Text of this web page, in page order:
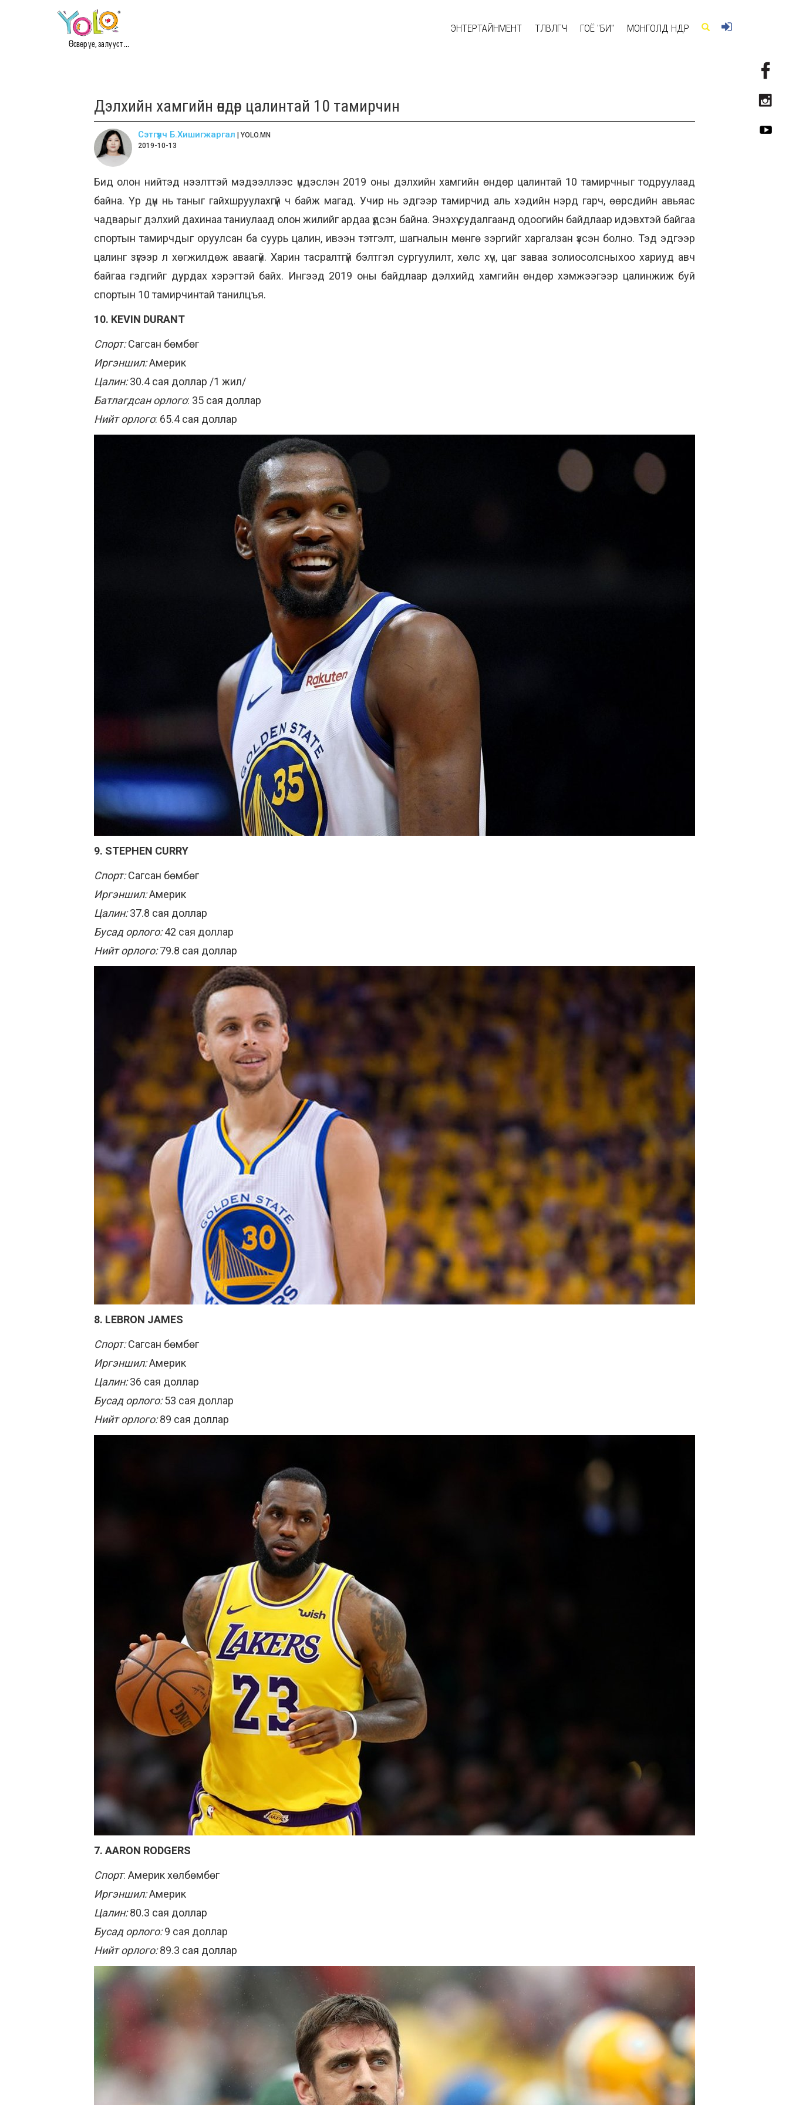
Өсвөр үе, залууст ...
ЭНТЕРТАЙНМЕНТ ТӨЛӨВЛӨГЧ ГОЁ "БИ" МОНГОЛД ӨНӨӨДӨР
Дэлхийн хамгийн өндөр цалинтай 10 тамирчин
Сэтгүүлч Б.Хишигжаргал | YOLO.MN
2019-10-13
Бид олон нийтэд нээлттэй мэдээллээс үндэслэн 2019 оны дэлхийн хамгийн өндөр цалинтай 10 тамирчныг тодруулаад
байна. Үр дүн нь таныг гайхшруулахгүй ч байж магад. Учир нь эдгээр тамирчид аль хэдийн нэрд гарч, өөрсдийн авьяас
чадварыг дэлхий дахинаа таниулаад олон жилийг ардаа үдсэн байна. Энэхүү судалгаанд одоогийн байдлаар идэвхтэй байгаа
спортын тамирчдыг оруулсан ба суурь цалин, ивээн тэтгэлт, шагналын мөнгө зэргийг харгалзан үзсэн болно. Тэд эдгээр
цалинг зүгээр л хөгжилдөж аваагүй. Харин тасралтгүй бэлтгэл сургуулилт, хөлс хүч, цаг заваа золиосолсныхоо хариуд авч
байгаа гэдгийг дурдах хэрэгтэй байх. Ингээд 2019 оны байдлаар дэлхийд хамгийн өндөр хэмжээгээр цалинжиж буй
спортын 10 тамирчинтай танилцъя.
10. KEVIN DURANT
Спорт:Сагсан бөмбөг
Иргэншил:Америк
Цалин:30.4 сая доллар /1 жил/
Батлагдсан орлого: 35 сая доллар
Нийт орлого: 65.4 сая доллар
9. STEPHEN CURRY
Спорт:Сагсан бөмбөг
Иргэншил:Америк
Цалин:37.8 сая доллар
Бусад орлого:42 сая доллар
Нийт орлого:79.8 сая доллар
8. LEBRON JAMES
Спорт:Сагсан бөмбөг
Иргэншил:Америк
Цалин:36 сая доллар
Бусад орлого:53 сая доллар
Нийт орлого:89 сая доллар
7. AARON RODGERS
Спорт: Америк хөлбөмбөг
Иргэншил:Америк
Цалин:80.3 сая доллар
Бусад орлого:9 сая доллар
Нийт орлого:89.3 сая доллар